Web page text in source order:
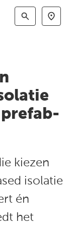
kiezen
isolatie
én
het